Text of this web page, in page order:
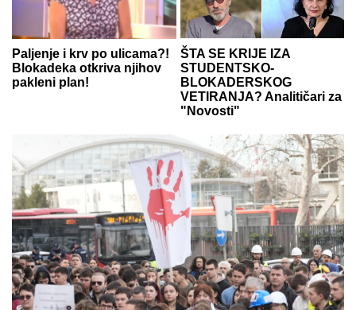
Paljenje i krv po ulicama?!
Blokadeka otkriva njihov
pakleni plan!
ŠTA SE KRIJE IZA
STUDENTSKO-
BLOKADERSKOG
VETIRANJA? Analitičari za
"Novosti"